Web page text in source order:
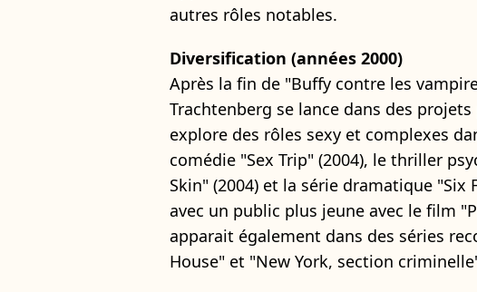
autres rôles notables.
Diversification (années 2000)
Après la fin de "Buffy contre les
Trachtenberg se lance dans des
explore des rôles sexy et complexes
comédie "Sex Trip" (2004), le thriller
Skin" (2004) et la série dramatique "Six
avec un public plus jeune avec le film
apparait également dans des séries
House" et "New York, section